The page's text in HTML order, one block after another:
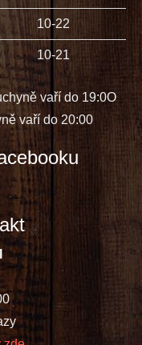
10-22
10-21
vaří do 19:0O
vaří do 20:00